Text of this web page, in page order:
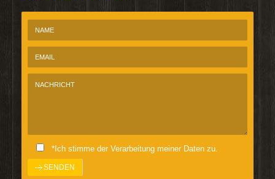
*Ich stimme der Verarbeitung meiner Daten zu.